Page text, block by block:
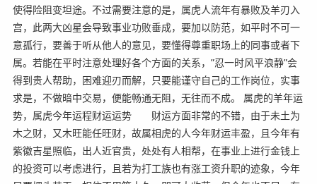
使得险阻变坦途。不过需要注意的是，属虎人流年有暴败及羊刃入
宫，此两大凶星会导致事业功败垂成，要加以防范，如平时不可一
意孤行，要善于听从他人的意见，要懂得尊重职场上的同事或者下
属。若能在平时注意处理好各个方面的关系，”忍一时风平浪静”会
得到贵人帮助，困难迎刃而解，只要能谨守自己的工作岗位，实事
求是，不做暗中交易，便能畅通无阻，无往而不成。 属虎的羊年运
势，属虎今年运程财运运势 财运方面非常的不错，由于未土为
木之财，又木旺能任旺财，故属相虎的人今年财运丰盈，且今年有
紫徽吉星照临，出人近官贵，处处有人相帮，在事业上进行金钱上
的投资可以考虑进行，且若为打工族也有涨工资升职的迹象，今年